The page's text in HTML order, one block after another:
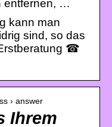
entfernen, …
kann man
sind, so das
☎
› answer
Ihrem